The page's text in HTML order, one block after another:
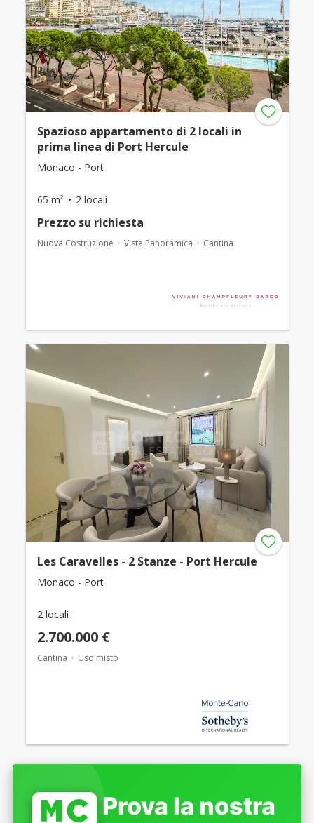
Spazioso appartamento di 2 locali in
prima linea di Port Hercule
Monaco - Port
65 m² 2 locali
Prezzo su richiesta
Nuova Costruzione Vista Panoramica Cantina
Les Caravelles - 2 Stanze - Port Hercule
Monaco - Port
2 locali
2.700.000 €
Cantina Uso misto
Prova la nostra